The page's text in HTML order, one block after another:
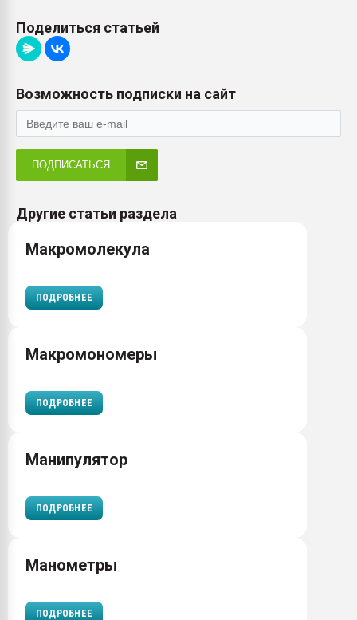
Поделиться статьей
Возможность подписки на сайт
ПОДПИСАТЬСЯ
Другие статьи раздела
Макромолекула
ПОДРОБНЕЕ
Макромономеры
ПОДРОБНЕЕ
Манипулятор
ПОДРОБНЕЕ
Манометры
ПОДРОБНЕЕ